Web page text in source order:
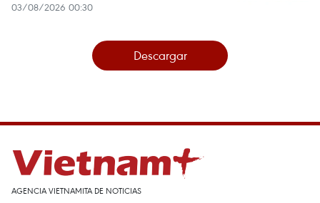
03/08/2026 00:30
Descargar
AGENCIA VIETNAMITA DE NOTICIAS